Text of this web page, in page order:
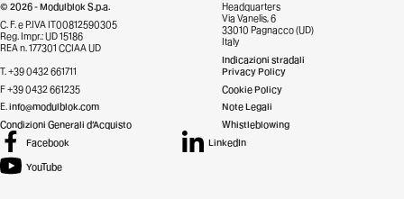
© 2026 - Modulblok S.p.a.
C. F. e P.IVA IT00812590305
Reg. Impr.: UD 15186
REA n. 177301 CCIAA UD
Headquarters
Via Vanelis, 6
33010 Pagnacco (UD)
Italy
Indicazioni stradali
T. +39 0432 661711
F +39 0432 661235
E.info@modulblok.com
Condizioni Generali d’Acquisto
Privacy Policy
Cookie Policy
Note Legali
Whistleblowing
Facebook
LinkedIn
YouTube